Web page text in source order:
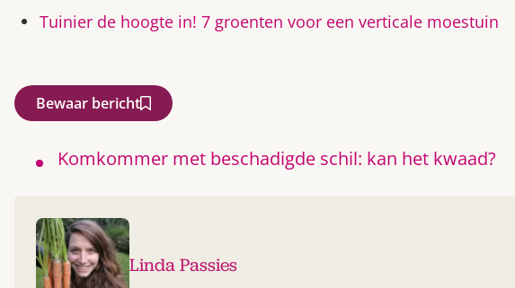
Tuinier de hoogte in! 7 groenten voor een verticale moestuin
Bewaar bericht
Komkommer met beschadigde schil: kan het kwaad?
Linda Passies